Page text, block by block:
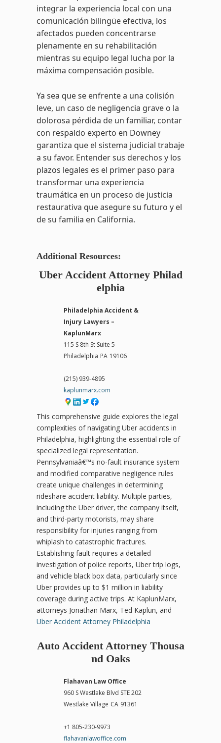
integrar la experiencia local con una
comunicación bilingüe efectiva, los
afectados pueden concentrarse
plenamente en su rehabilitación
mientras su equipo legal lucha por la
máxima compensación posible.
Ya sea que se enfrente a una colisión
leve, un caso de negligencia grave o la
dolorosa pérdida de un familiar, contar
con respaldo experto en Downey
garantiza que el sistema judicial trabaje
a su favor. Entender sus derechos y los
plazos legales es el primer paso para
transformar una experiencia
traumática en un proceso de justicia
restaurativa que asegure su futuro y el
de su familia en California.
Additional Resources:
Uber Accident Attorney Philad
elphia
Philadelphia Accident &
Injury Lawyers –
KaplunMarx
115 S 8th St Suite 5
Philadelphia PA 19106
(215) 939-4895
kaplunmarx.com
This comprehensive guide explores the legal
complexities of navigating Uber accidents in
Philadelphia, highlighting the essential role of
specialized legal representation.
Pennsylvaniaâ€™s no-fault insurance system
and modified comparative negligence rules
create unique challenges in determining
rideshare accident liability. Multiple parties,
including the Uber driver, the company itself,
and third-party motorists, may share
responsibility for injuries ranging from
whiplash to catastrophic fractures.
Establishing fault requires a detailed
investigation of police reports, Uber trip logs,
and vehicle black box data, particularly since
Uber provides up to $1 million in liability
coverage during active trips. At KaplunMarx,
attorneys Jonathan Marx, Ted Kaplun, and
Uber Accident Attorney Philadelphia
Auto Accident Attorney Thousa
nd Oaks
Flahavan Law Office
960 S Westlake Blvd STE 202
Westlake Village CA 91361
+1 805-230-9973
flahavanlawoffice.com